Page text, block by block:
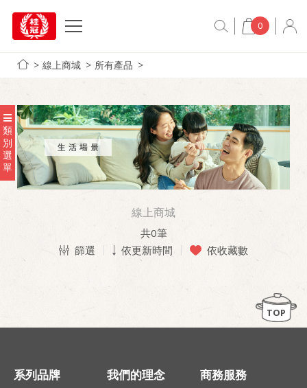
0
線上商城 所有產品
類
別
選
單
線上商城
共0筆
篩選
依更新時間 依收藏數
TOP
系列品牌 我們的理念 商務服務